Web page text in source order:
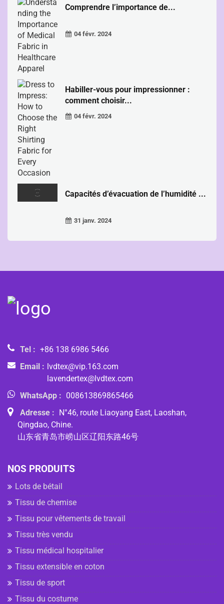
Comprendre l’importance de...
04 févr. 2024
Habiller-vous pour impressionner :
comment choisir...
04 févr. 2024
Capacités d’évacuation de l’humidité ...
31 janv. 2024
Tel : +86 138 6986 5466
Email : lvdtex@vip.163.com
lavendertex@lvdtex.com
WhatsApp : 008613869865466
Adresse : N°46, route Liaoyang East, Laoshan,
Qingdao, Chine.
山东省青岛市崂山区辽阳东路46号
NOS PRODUITS
Lots de bétail
Tissu de chemise
Tissu pour vêtements de travail
Tissu très vendu
Tissu médical hospitalier
Tissu extensible en coton
Tissu de sport
Tissu du costume